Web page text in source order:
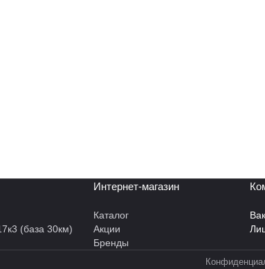
(база 30км)
Интернет-магазин
Каталог
Акции
Бренды